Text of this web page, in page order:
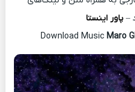
– پاور اینستا
Download Music Maro